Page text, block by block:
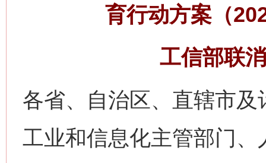
育行动方案（
工信部联
各省、自治区、直辖市
工业和信息化主管部门
这是一记警钟！ 谢